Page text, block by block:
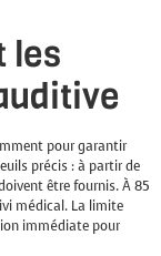
les
pour garantir
précis : à partir de
être fournis. À 85
médical. La limite
immédiate pour